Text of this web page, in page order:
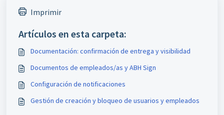
Imprimir
Artículos en esta carpeta:
Documentación: confirmación de entrega y visibilidad
Documentos de empleados/as y ABH Sign
Configuración de notificaciones
Gestión de creación y bloqueo de usuarios y empleados